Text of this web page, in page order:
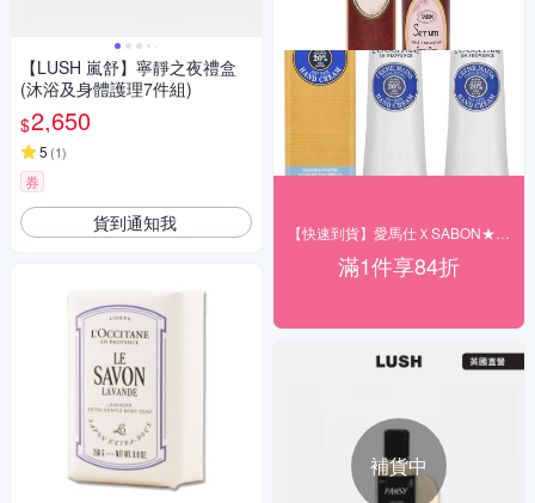
【LUSH 嵐舒】寧靜之夜禮盒
(沐浴及身體護理7件組)
$2,650
5 (1)
券
貨到通知我
滿1件享84折
補貨中